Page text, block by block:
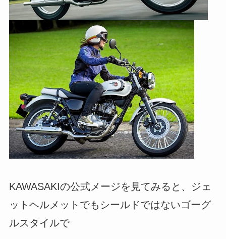
KAWASAKIの公式メージを見てみると、ジェ
ットヘルメットでもシールドではないゴーグ
ルスタイルで